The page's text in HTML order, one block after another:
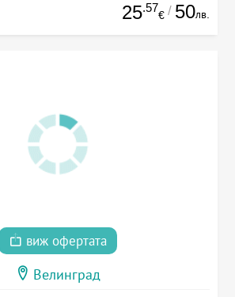
25.57
€ / 50лв.
виж офертата
Велинград